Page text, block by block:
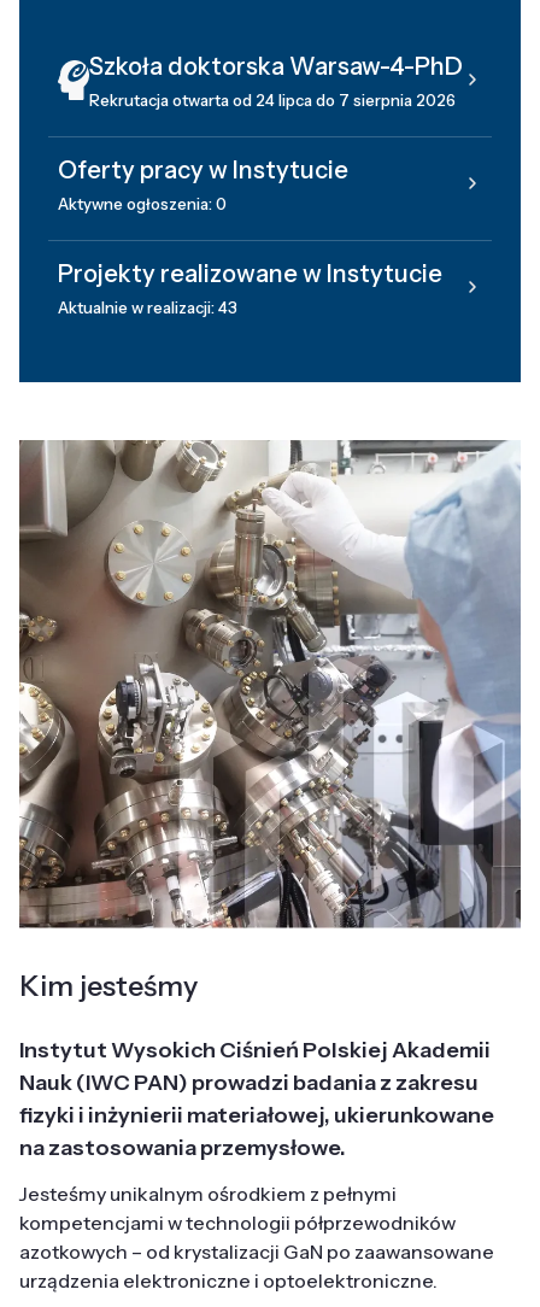
Szkoła doktorska Warsaw-4-PhD
Rekrutacja otwarta od 24 lipca do 7 sierpnia 2026
Oferty pracy w Instytucie
Aktywne ogłoszenia: 0
Projekty realizowane w Instytucie
Aktualnie w realizacji: 43
Kim jesteśmy
Instytut Wysokich Ciśnień Polskiej Akademii
Nauk (IWC PAN) prowadzi badania z zakresu
fizyki i inżynierii materiałowej, ukierunkowane
na zastosowania przemysłowe.
Jesteśmy unikalnym ośrodkiem z pełnymi
kompetencjami w technologii półprzewodników
azotkowych – od krystalizacji GaN po zaawansowane
urządzenia elektroniczne i optoelektroniczne.